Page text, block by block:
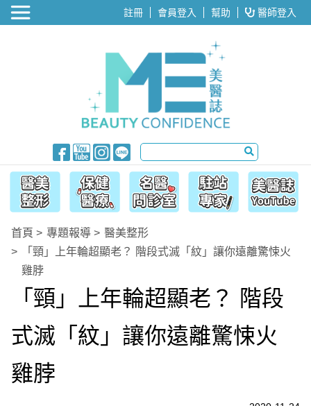
醫美整形 註冊 會員登入 幫助 醫師登入
首頁 專題報導
醫美整形
「頸」上年輪超顯老？ 階段式滅「紋」讓你遠離驚悚火
雞脖
「頸」上年輪超顯老？ 階段
式滅「紋」讓你遠離驚悚火
雞脖